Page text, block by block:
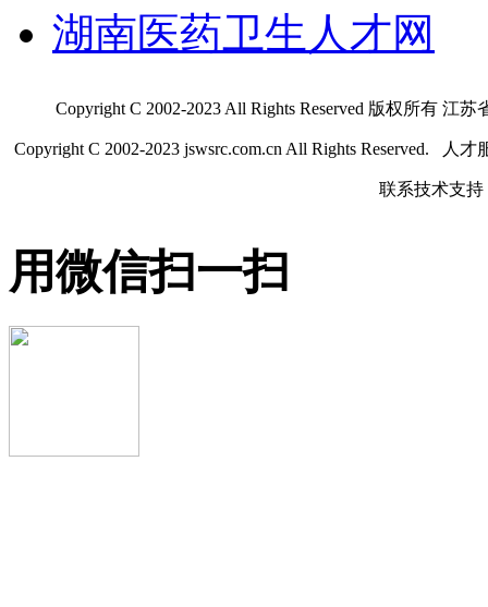
湖南医药卫生人才网
Copyright C 2002-2023 All Rights Reserved 版权所有
Copyright C 2002-2023 jswsrc.com.cn All Rights Reserved. 人
联系技术支持
用微信扫一扫